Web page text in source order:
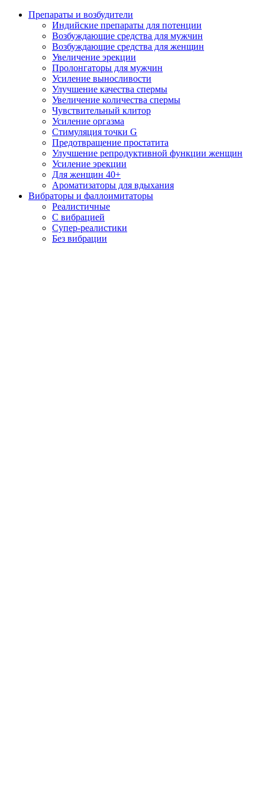
Препараты и возбудители
Индийские препараты для потенции
Возбуждающие средства для мужчин
Возбуждающие средства для женщин
Увеличение эрекции
Пролонгаторы для мужчин
Усиление выносливости
Улучшение качества спермы
Увеличение количества спермы
Чувствительный клитор
Усиление оргазма
Стимуляция точки G
Предотвращение простатита
Улучшение репродуктивной функции женщин
Усиление эрекции
Для женщин 40+
Ароматизаторы для вдыхания
Вибраторы и фаллоимитаторы
Реалистичные
С вибрацией
Супер-реалистики
Без вибрации